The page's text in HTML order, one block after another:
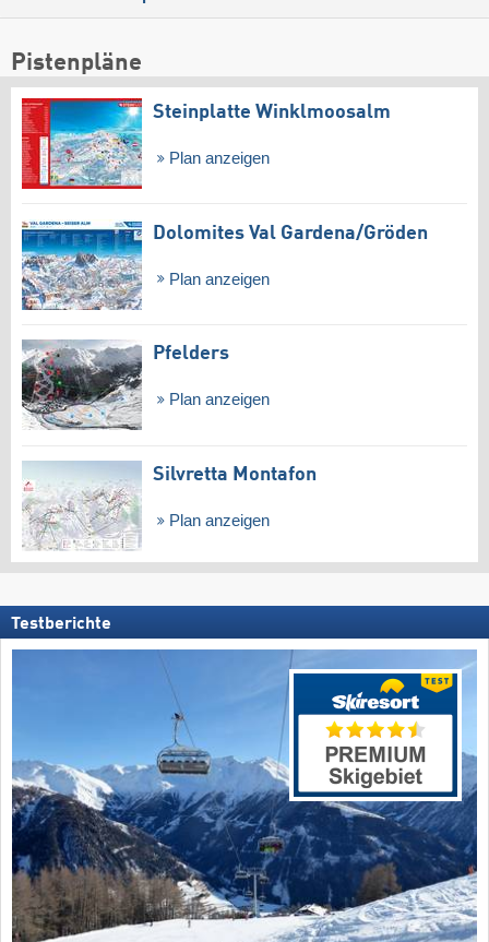
Pistenpläne
Steinplatte Winklmoosalm
Plan anzeigen
Dolomites Val Gardena/​Gröden
Plan anzeigen
Pfelders
Plan anzeigen
Silvretta Montafon
Plan anzeigen
Testberichte